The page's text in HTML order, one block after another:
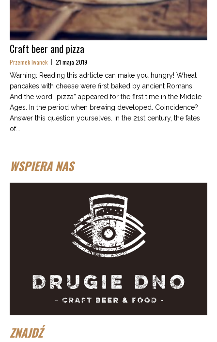
Craft beer and pizza
Przemek Iwanek 21 maja 2019
Warning: Reading this adrticle can make you hungry! Wheat
pancakes with cheese were first baked by ancient Romans.
And the word „pizza” appeared for the first time in the Middle
Ages. In the period when brewing developed. Coincidence?
Answer this question yourselves. In the 21st century, the fates
of...
WSPIERA NAS
ZNAJDŹ